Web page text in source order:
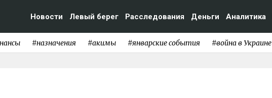
Новости Левый берег Расследования Деньги Аналитика
#назначения #акимы #январские события #война в Украине